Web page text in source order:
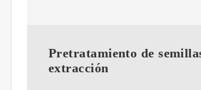
Pretratamiento de
extracción